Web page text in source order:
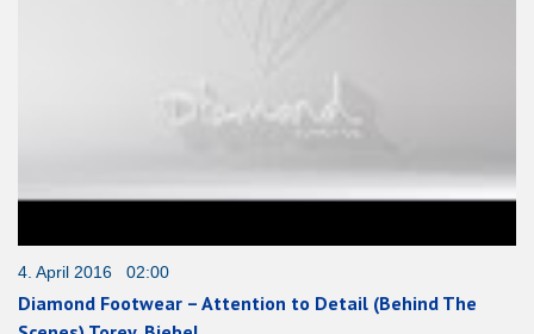
4. April 2016 02:00
Diamond Footwear – Attention to Detail (Behind The